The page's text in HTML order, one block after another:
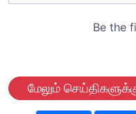
மேலும்